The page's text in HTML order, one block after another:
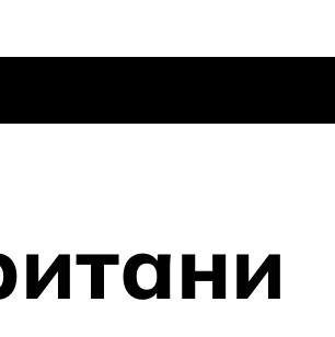
в нашем боте —
рекомендованный донат — от £10.